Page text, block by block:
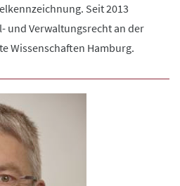
Seit 2013
und Verwaltungsrecht an der
Wissenschaften Hamburg.